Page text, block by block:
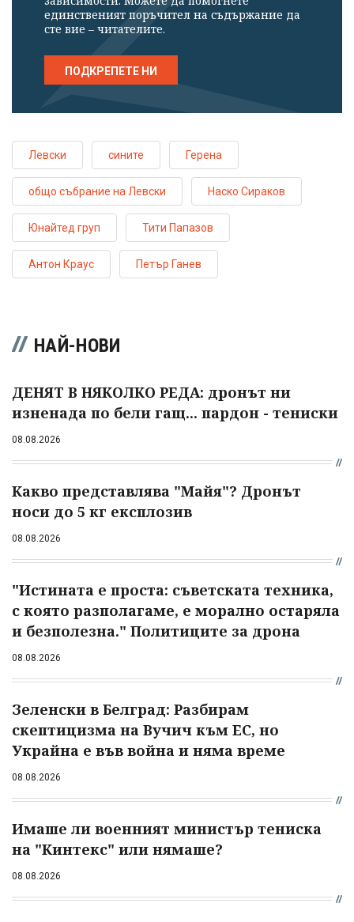
единственият поръчител на съдържание да
сте вие – читателите.
ПОДКРЕПЕТЕ НИ
Левски сините Герена
общо събрание на Левски Наско Сираков
Юнайтед груп Тити Папазов
Антон Краус Петър Ганев
НАЙ-НОВИ
ДЕНЯТ В НЯКОЛКО РЕДА: дронът ни
изненада по бели гащ... пардон - тениски
08.08.2026
Какво представлява "Майя"? Дронът
носи до 5 кг експлозив
08.08.2026
"Истината е проста: съветската техника,
с която разполагаме, е морално остаряла
и безполезна." Политиците за дрона
08.08.2026
Зеленски в Белград: Разбирам
скептицизма на Вучич към ЕС, но
Украйна е във война и няма време
08.08.2026
Имаше ли военният министър тениска
на "Кинтекс" или нямаше?
08.08.2026